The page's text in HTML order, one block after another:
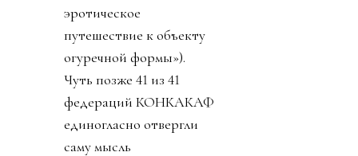
эротическое
путешествие к объекту
огуречной формы»).
Чуть позже 41 из 41
федераций КОНКАКАФ
единогласно отвергли
саму мысль